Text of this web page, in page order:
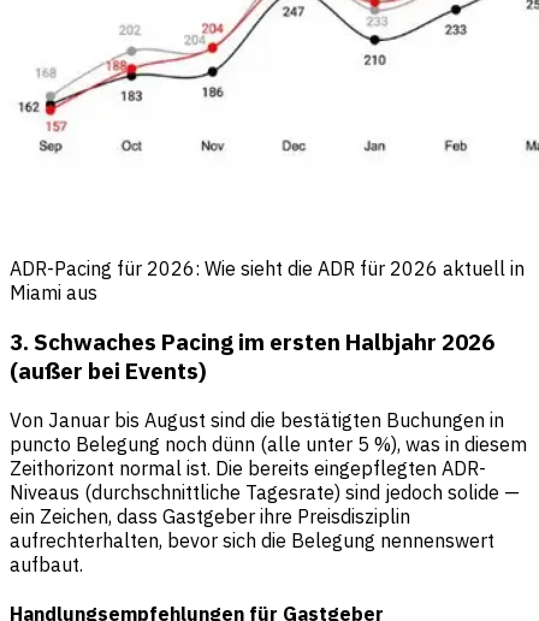
ADR-Pacing für 2026: Wie sieht die ADR für 2026 aktuell in
Miami aus
3. Schwaches Pacing im ersten Halbjahr 2026
(außer bei Events)
Von Januar bis August sind die bestätigten Buchungen in
puncto Belegung noch dünn (alle unter 5 %), was in diesem
Zeithorizont normal ist. Die bereits eingepflegten ADR-
Niveaus (durchschnittliche Tagesrate) sind jedoch solide —
ein Zeichen, dass Gastgeber ihre Preisdisziplin
aufrechterhalten, bevor sich die Belegung nennenswert
aufbaut.
Handlungsempfehlungen für Gastgeber